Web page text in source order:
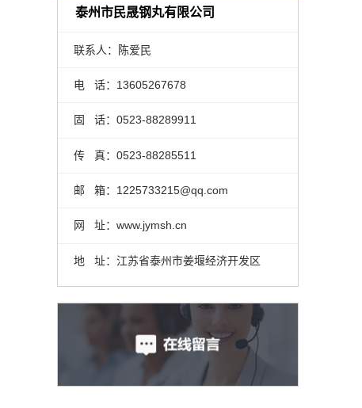
泰州市民晟钢丸有限公司
联系人：陈爱民
电 话：13605267678
固 话：0523-88289911
传 真：0523-88285511
邮 箱：1225733215@qq.com
网 址：www.jymsh.cn
地 址：江苏省泰州市姜堰经济开发区